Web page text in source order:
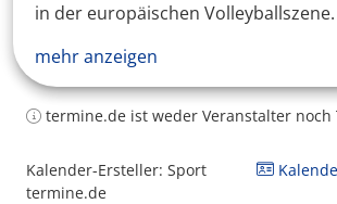
in der europäischen
mehr anzeigen
termine.de ist weder Veranstalter noch
Kalender-Ersteller: Sport
termine.de